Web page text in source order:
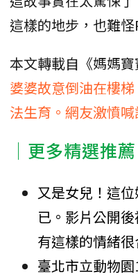
這樣的地步，也難
本文轉載自《媽媽
婆婆故意倒油在樓
法生育。網友激憤喊
│更多精選推
又是女兒！這
已。影片公開
有這樣的情緒
臺北市立動物